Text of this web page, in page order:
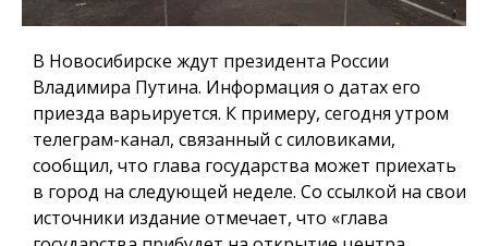
В Новосибирске ждут президента России
Владимира Путина. Информация о датах его
приезда варьируется. К примеру, сегодня утром
телеграм-канал, связанный с силовиками,
сообщил, что глава государства может приехать
в город на следующей неделе. Со ссылкой на свои
источники издание отмечает, что «глава